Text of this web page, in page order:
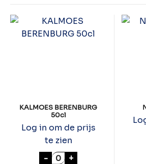
KALMOES BERENBURG
50cl
Log in om de prijs
te zien
- KALMOES
+